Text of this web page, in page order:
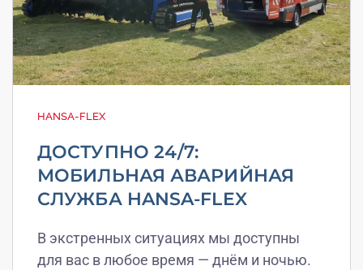
HANSA-FLEX
ДОСТУПНО 24/7:
МОБИЛЬНАЯ АВАРИЙНАЯ
СЛУЖБА HANSA-FLEX
В экстренных ситуациях мы доступны
для вас в любое время — днём и ночью.